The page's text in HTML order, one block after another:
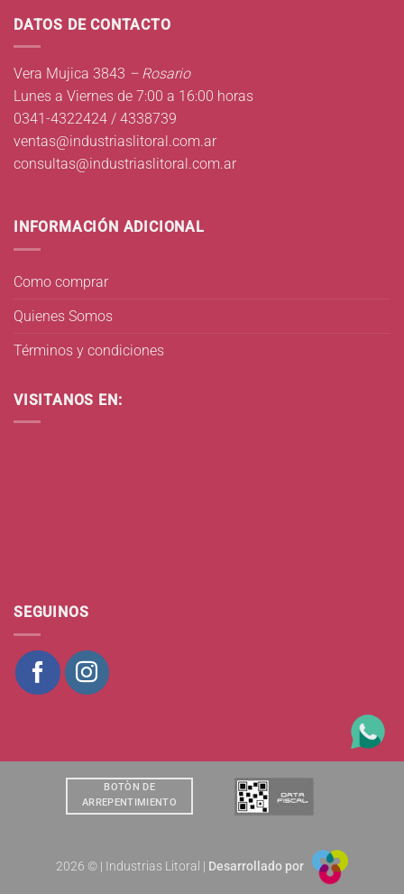
DATOS DE CONTACTO
Vera Mujica 3843 – Rosario
Lunes a Viernes de 7:00 a 16:00 horas
0341-4322424 / 4338739
ventas@industriaslitoral.com.ar
consultas@industriaslitoral.com.ar
INFORMACIÓN ADICIONAL
Como comprar
Quienes Somos
Términos y condiciones
VISITANOS EN:
SEGUINOS
BOTÒN DE
ARREPENTIMIENTO
2026 © | Industrias Litoral | Desarrollado por